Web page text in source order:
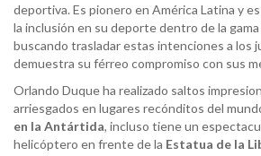
deportiva. Es pionero en América Latina y
la inclusión en su deporte dentro de la
buscando trasladar estas intenciones a los
demuestra su férreo compromiso con sus
Orlando Duque ha realizado saltos
arriesgados en lugares recónditos del
en la Antártida, incluso tiene un
helicóptero en frente de la Estatua de la